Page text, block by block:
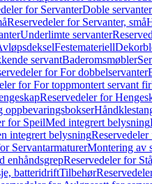
for ServanterDoble servanter
Reservedeler for Servanter, små
Underlimte servanter
Festemateriell
servantBaderomsmøbler
for For dobbelservanter
for For toppmontert servant
Reservedeler for
oppbevaringsbokser
for SpeilMed integrert belysning
integrert belysning
ServantarmaturerMontering av
enhåndsgrepReservedeler for
batteridriftTilbehør